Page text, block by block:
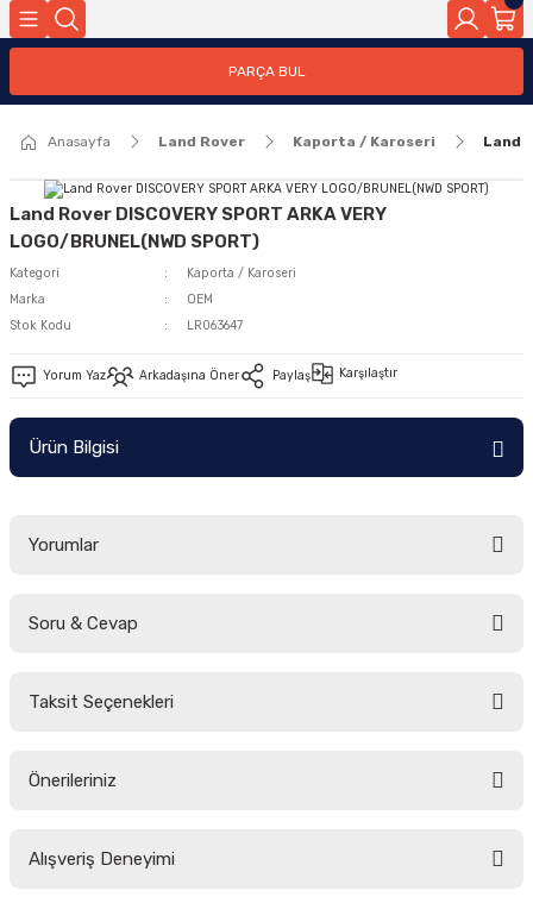
PARÇA BUL
Anasayfa Land Rover Kaporta / Karoseri Land
Land Rover DISCOVERY SPORT ARKA VERY
LOGO/BRUNEL(NWD SPORT)
Kategori
Kaporta / Karoseri
Marka
OEM
Stok Kodu
LR063647
Yorum Yaz Arkadaşına Öner Paylaş Karşılaştır
Ürün Bilgisi
Yorumlar
Soru & Cevap
Taksit Seçenekleri
Önerileriniz
yetersiz gördüğünüz noktaları öneri formunu kullanarak tarafımıza
Alışveriş Deneyimi